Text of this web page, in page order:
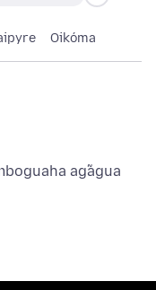
Oikóma
ag̃agua